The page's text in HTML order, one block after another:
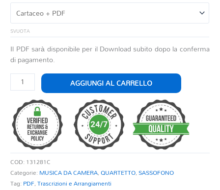
SVUOTA
Il PDF sarà disponibile per il Download subito dopo la conferma
di pagamento.
INTERMEZZO
MANON
LESCAUT
quantità
AGGIUNGI AL CARRELLO
COD: 131281C
Categorie: MUSICA DA CAMERA,QUARTETTO,SASSOFONO
Tag: PDF,Trascrizioni e Arrangiamenti